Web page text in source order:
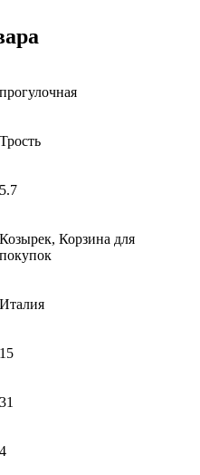
прогулочная
Трость
5.7
Козырек, Корзина для
покупок
Италия
15
31
4